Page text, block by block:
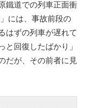
鐵道での列車正面衝
には、事故前段の
はずの列車が遅れて
と回復したばかり」
だが、その前者に見